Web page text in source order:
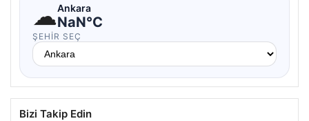
☁Ankara
NaN°C
ŞEHIR SEÇ
Bizi Takip Edin